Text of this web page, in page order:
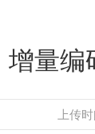
增量编
上传